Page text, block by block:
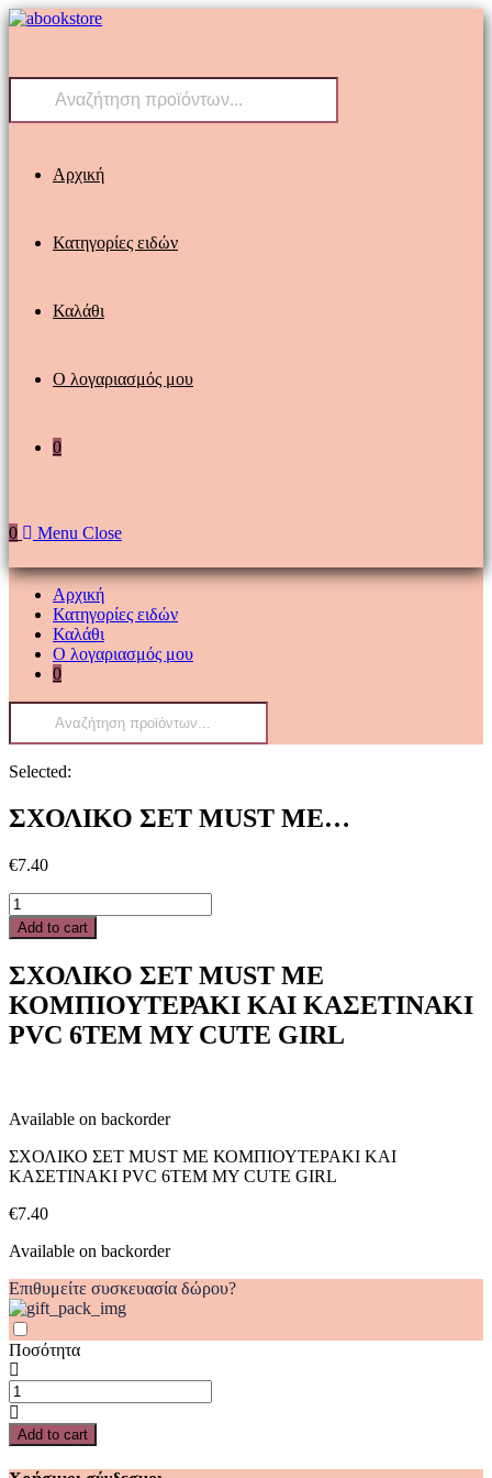
Skip
Products
Αρχική
Κατηγορίες ειδών
Καλάθι
Ο λογαριασμός μου
0
0 Menu Close
Αρχική
Κατηγορίες ειδών
Καλάθι
Ο λογαριασμός μου
0
Products
Selected:
ΣΧΟΛΙΚΟ ΣΕΤ MUST ΜΕ…
€7.40
ΣΧΟΛΙΚΟ
ΣΕΤ
MUST
ΚΟΜΠΙΟΥΤΕΡΑΚΙ
ΚΑΙ
ΚΑΣΕΤΙΝΑΚΙ
PVC
GIRL
Add to cart
ΣΧΟΛΙΚΟ ΣΕΤ MUST ΜΕ
ΚΟΜΠΙΟΥΤΕΡΑΚΙ ΚΑΙ ΚΑΣΕΤΙΝΑΚΙ
PVC 6ΤΕΜ MY CUTE GIRL
Available on backorder
ΣΧΟΛΙΚΟ ΣΕΤ MUST ΜΕ ΚΟΜΠΙΟΥΤΕΡΑΚΙ ΚΑΙ
ΚΑΣΕΤΙΝΑΚΙ PVC 6ΤΕΜ MY CUTE GIRL
€7.40
Available on backorder
Επιθυμείτε συσκευασία δώρου?
Ποσότητα
ΣΧΟΛΙΚΟ
ΣΕΤ
MUST
ΜΕ
ΚΟΜΠΙΟΥΤΕΡΑΚΙ
Add to cart